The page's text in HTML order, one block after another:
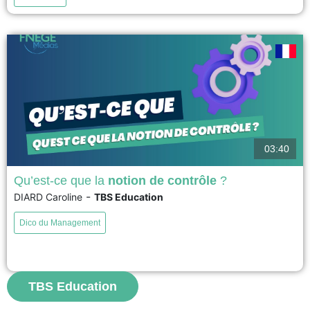
voir
Le contrôle est une notion centrale et multidimensionnelle, présente en
sociologie, psychologie, management, droit et systèmes d'information.
Dans le monde du travail, il s’impose dès qu’il existe une relation
technologique) pour aligner les...
voir
03:40
Qu’est-ce que la notion de contrôle ?
DIARD Caroline - TBS Education
Dico du Management
TBS Education